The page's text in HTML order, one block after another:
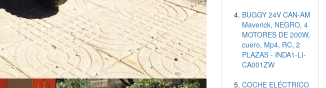
BUGGY 24V CAN-AM
Maverick, NEGRO, 4
MOTORES DE 200W,
cuero, Mp4, RC, 2
PLAZAS - INDA1-LI-
CA001ZW
COCHE ELÉCTRICO